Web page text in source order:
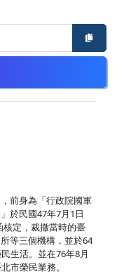
前身為「行政院國軍
於民國47年7月1日
核定，裁撤當時的臺
等三個機構，並於64
生活。並在76年8月
市榮民業務。